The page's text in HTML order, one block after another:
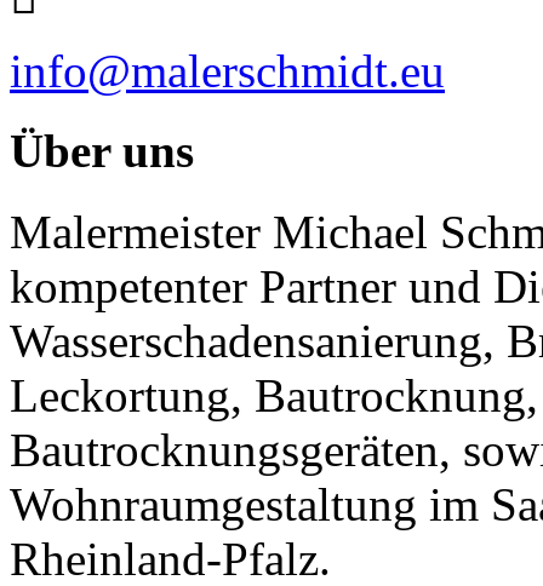
info@malerschmidt.eu
Über uns
Malermeister Michael
kompetenter Partner und
Wasserschadensanierung,
Leckortung,
Bautrocknungsgeräten,
Wohnraumgestaltung im
Rheinland-Pfalz.